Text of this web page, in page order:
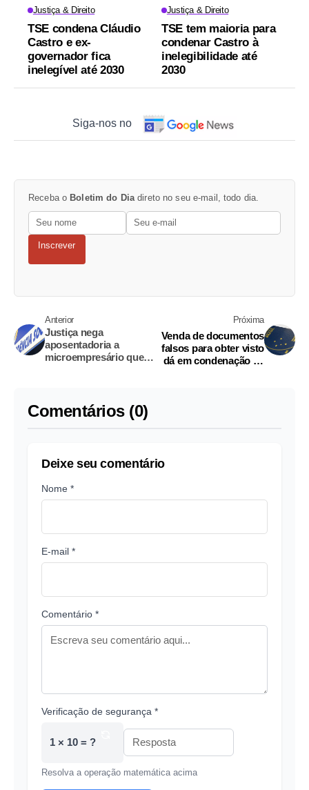
Justiça & Direito
TSE condena Cláudio
Castro e ex-
governador fica
inelegível até 2030
Justiça & Direito
TSE tem maioria para
condenar Castro à
inelegibilidade até
2030
Siga-nos no
Receba o Boletim do Diadireto no seu e-mail, todo dia.
Inscrever
Anterior
Justiça nega
aposentadoria a
microempresário que
Próxima
Venda de documentos
falsos para obter visto
dá em condenação de
Comentários (0)
Deixe seu comentário
Nome *
E-mail *
Comentário *
Verificação de segurança *
1 × 10 = ?
Resolva a operação matemática acima